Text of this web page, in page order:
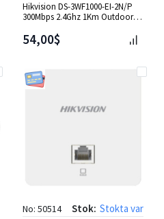
Hikvision DS-3WF1000-EI-2N/P
300Mbps 2.4Ghz 1Km Outdoor
54,00$
No: 50514 Stok: Stokta var